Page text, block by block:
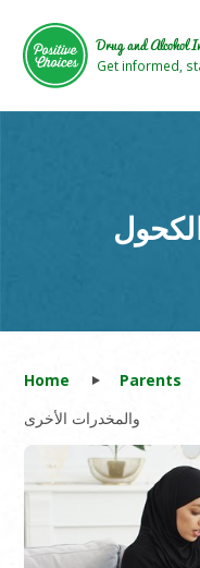
main
area
footer
area
Drug and Alcohol
Get informed,
Home Parents
والمخدرات الأخرى